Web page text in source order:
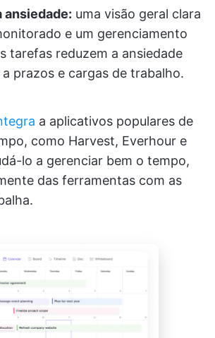
ansiedade: uma visão geral clara
e um gerenciamento
tarefas reduzem a ansiedade
prazos e cargas de trabalho.
a aplicativos populares de
como Harvest, Everhour e
lo a gerenciar bem o tempo,
das ferramentas com as